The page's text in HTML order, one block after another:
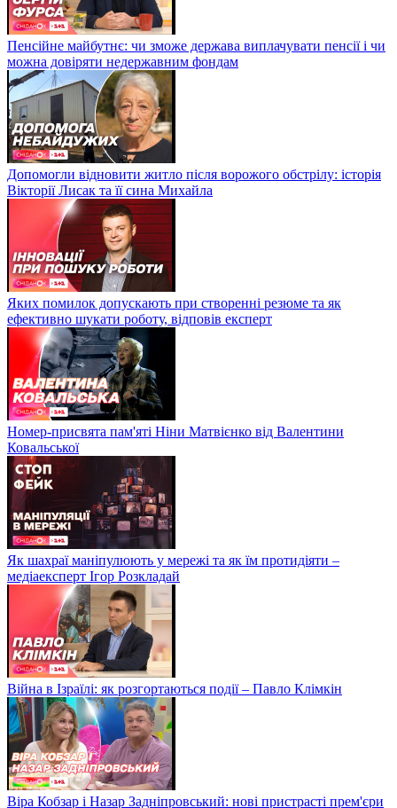
Пенсійне майбутнє: чи зможе держава виплачувати пенсії і чи
можна довіряти недержавним фондам
Допомогли відновити житло після ворожого обстрілу: історія
Вікторії Лисак та її сина Михайла
Яких помилок допускають при створенні резюме та як
ефективно шукати роботу, відповів експерт
Номер-присвята пам'яті Ніни Матвієнко від Валентини
Ковальської
Як шахраї маніпулюють у мережі та як їм протидіяти –
медіаексперт Ігор Розкладай
Війна в Ізраїлі: як розгортаються події – Павло Клімкін
Віра Кобзар і Назар Задніпровський: нові пристрасті прем'єри